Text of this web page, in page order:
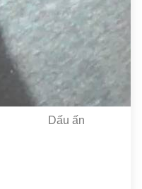
Dấu ấn